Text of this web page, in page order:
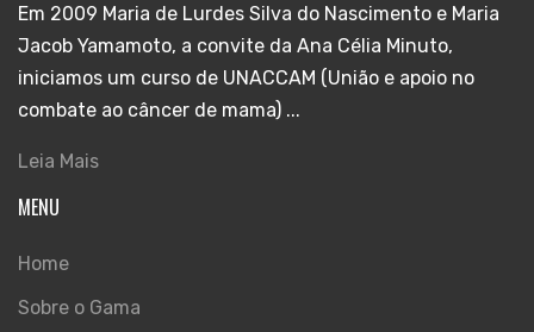
Em 2009 Maria de Lurdes Silva do Nascimento e Maria
Jacob Yamamoto, a convite da Ana Célia Minuto,
iniciamos um curso de UNACCAM (União e apoio no
combate ao câncer de mama) ...
Leia Mais
MENU
Home
Sobre o Gama